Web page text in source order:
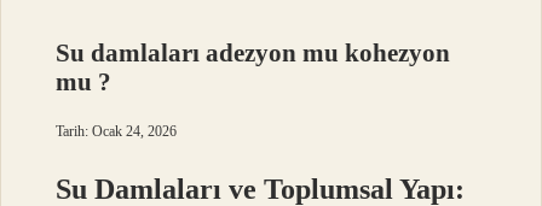
Su damlaları adezyon mu kohezyon
mu ?
Tarih: Ocak 24, 2026
Su Damlaları ve Toplumsal Yapı: